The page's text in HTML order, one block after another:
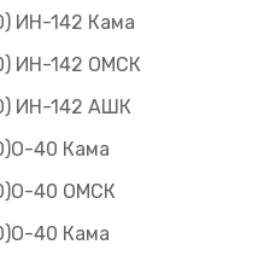
ИН-142 Кама
ИН-142 ОМСК
ИН-142 АШК
40 Кама
40 ОМСК
40 Кама